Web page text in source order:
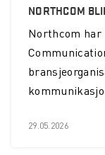
NORTHCOM
Northcom har
29.05.2026